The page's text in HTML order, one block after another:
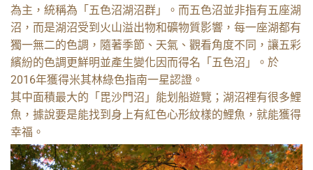
為主，統稱為「五色沼湖沼群」。而五色沼並非指有五座湖
沼，而是湖沼受到火山溢出物和礦物質影響，每一座湖都有
獨一無二的色調，隨著季節、天氣、觀看角度不同，讓五彩
繽紛的色調更鮮明並產生變化因而得名「五色沼」。於
2016年獲得米其林綠色指南一星認證。
其中面積最大的「毘沙門沼」能划船遊覽；湖沼裡有很多鯉
魚，據說要是能找到身上有紅色心形紋樣的鯉魚，就能獲得
幸福。